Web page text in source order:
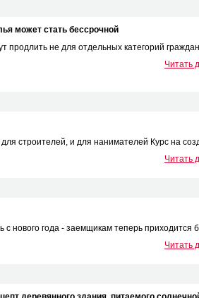
может стать бессрочной
продлить не для отдельных категорий
Читать
строителей, и для нанимателей Курс на
Читать
с нового года - заемщикам теперь
Читать